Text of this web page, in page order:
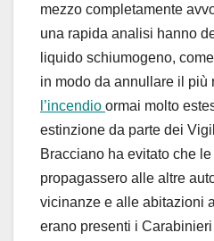
mezzo completamente
una rapida analisi hanno
liquido schiumogeno,
in modo da annullare il più
l’incendio ormai molto
estinzione da parte dei
Bracciano ha evitato che
propagassero alle altre
vicinanze e alle abitazioni
erano presenti i